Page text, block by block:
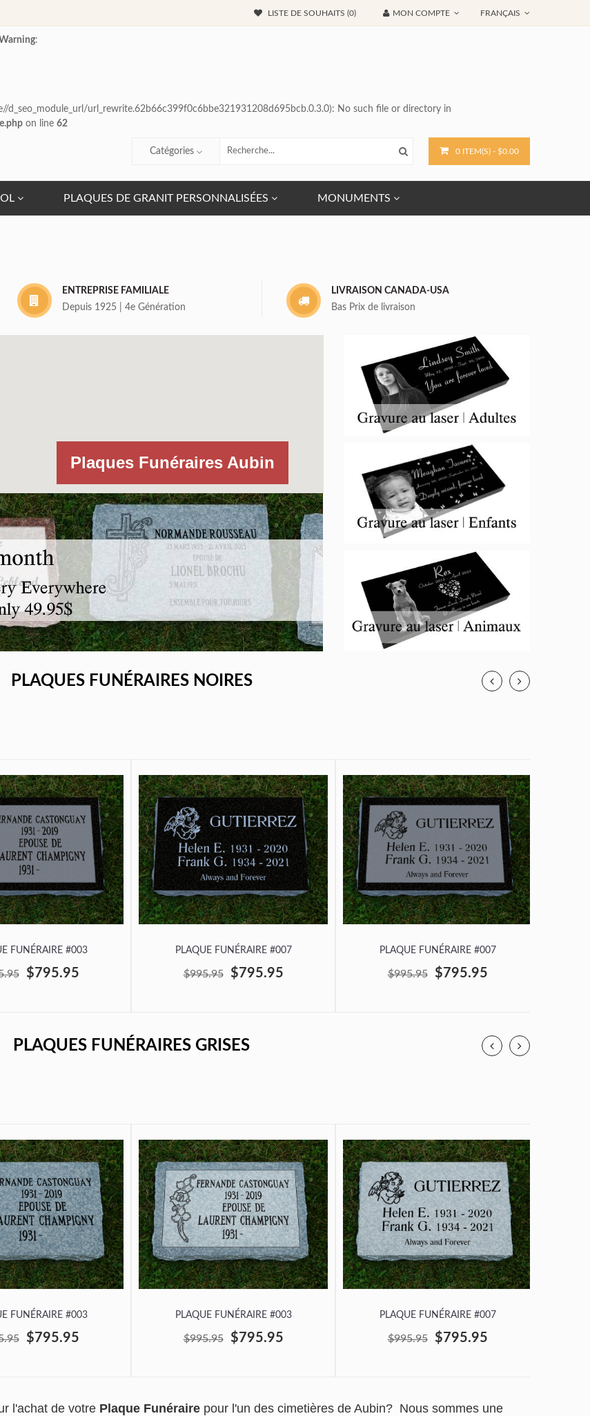
FRANÇAIS
LISTE DE SOUHAITS (0) MON COMPTE
:
url_rewrite.62b66c399f0c6bbe321931208d695bcb.0.3.0): No such file or directory in
on line 62
0 ITEM(S) - $0.00
Catégories
PLAQUES DE GRANIT PERSONNALISÉES MONUMENTS
ENTREPRISE FAMILIALE
Depuis 1925 | 4e Génération
LIVRAISON CANADA-USA
Bas Prix de livraison
Plaques Funéraires Aubin
PLAQUES FUNÉRAIRES NOIRES
FUNÉRAIRE #003
$795.95
PLAQUE FUNÉRAIRE #007
$995.95 $795.95
PLAQUE FUNÉRAIRE #007
$995.95 $795.95
PLAQUES FUNÉRAIRES GRISES
FUNÉRAIRE #003
$795.95
PLAQUE FUNÉRAIRE #003
$995.95 $795.95
PLAQUE FUNÉRAIRE #007
$995.95 $795.95
l'achat de votre Plaque Funérairepour l'un des cimetières de Aubin? Nous sommes une